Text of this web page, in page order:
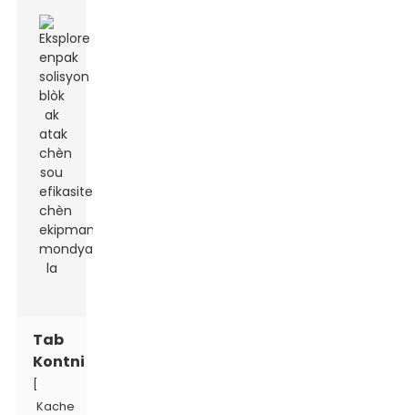
Tab
Kontni
Kache